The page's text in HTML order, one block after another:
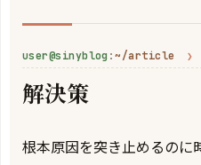
user@sinyblog :~/article ❯
解決策
根本原因を突き止めるのに